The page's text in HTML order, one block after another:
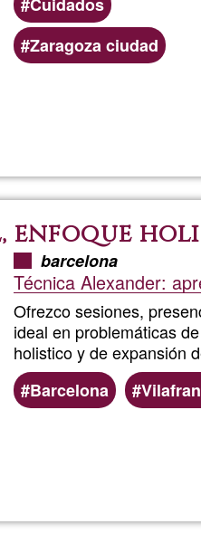
Cuidados
Zaragoza ciudad
enfoque
barcelona
Técnica Alexander:
Ofrezco sesiones,
ideal en problemáticas
holistico y de expansión
Barcelona